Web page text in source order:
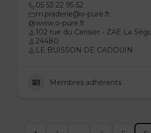
05 53 22 95 52
m.praderie@o-pure.fr
www.o-pure.fr
102 rue du Cerisier - ZAE La
24480
LE BUISSON DE CADOUIN
Membres adhérents